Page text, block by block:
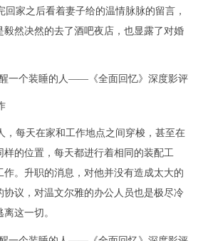
回家之后看着妻子给的温情脉脉的留言，
毅然决然的去了酒吧夜店，也显露了对婚
，每天在家和工作地点之间穿梭，甚至在
样的位置，每天都进行着相同的装配工
。升职的消息，对他并没有造成太大的
协议，对温文尔雅的办公人员也是极尽冷
这一切。